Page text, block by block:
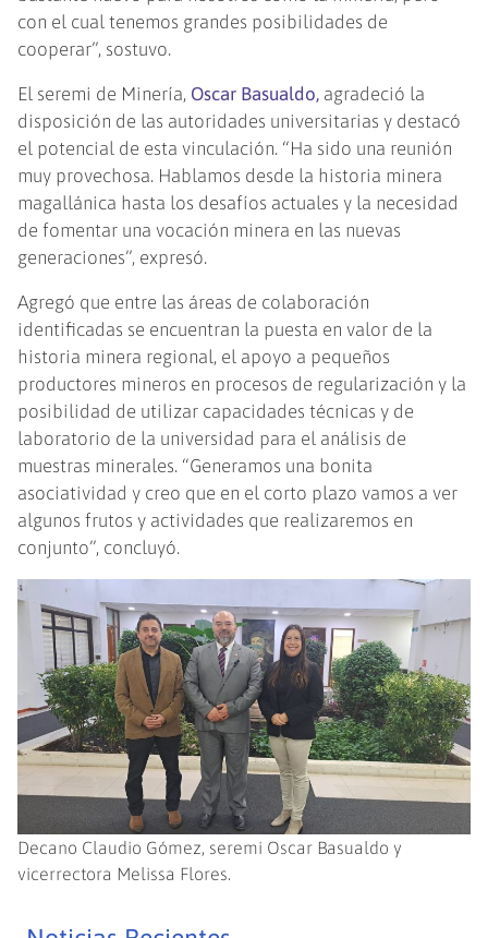
con el cual tenemos grandes posibilidades de
cooperar”, sostuvo.
El seremi de Minería, Oscar Basualdo, agradeció la
disposición de las autoridades universitarias y destacó
el potencial de esta vinculación. “Ha sido una reunión
muy provechosa. Hablamos desde la historia minera
magallánica hasta los desafíos actuales y la necesidad
de fomentar una vocación minera en las nuevas
generaciones”, expresó.
Agregó que entre las áreas de colaboración
identificadas se encuentran la puesta en valor de la
historia minera regional, el apoyo a pequeños
productores mineros en procesos de regularización y la
posibilidad de utilizar capacidades técnicas y de
laboratorio de la universidad para el análisis de
muestras minerales. “Generamos una bonita
asociatividad y creo que en el corto plazo vamos a ver
algunos frutos y actividades que realizaremos en
conjunto”, concluyó.
Decano Claudio Gómez, seremi Oscar Basualdo y
vicerrectora Melissa Flores.